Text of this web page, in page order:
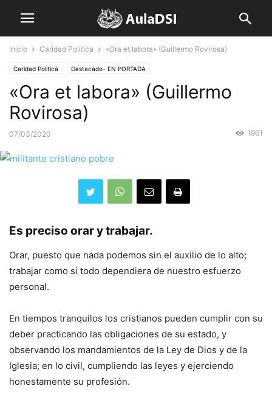
Inicio Caridad Politica «Ora et labora» (Guillermo Rovirosa)
Caridad Politica Destacado- EN PORTADA
«Ora et labora» (Guillermo
Rovirosa)
07/03/2020 1961
Es preciso orar y trabajar.
Orar, puesto que nada podemos sin el auxilio de lo alto;
trabajar como si todo dependiera de nuestro esfuerzo
personal.
En tiempos tranquilos los cristianos pueden cumplir con su
deber practicando las obligaciones de su estado, y
observando los mandamientos de la Ley de Dios y de la
Iglesia; en lo civil, cumpliendo las leyes y ejerciendo
honestamente su profesión.